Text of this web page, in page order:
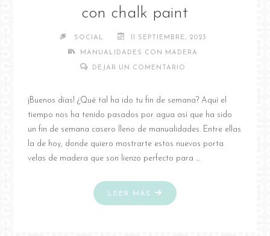
con chalk paint
SOCIAL 11 SEPTIEMBRE, 2023
MANUALIDADES CON MADERA
DEJAR UN COMENTARIO
¡Buenos días! ¿Qué tal ha ido tu fin de semana? Aquí el
tiempo nos ha tenido pasados por agua así que ha sido
un fin de semana casero lleno de manualidades. Entre ellas
la de hoy, donde quiero mostrarte estos nuevos porta
velas de madera que son lienzo perfecto para …
LEER MÁS
"DIY
PORTA